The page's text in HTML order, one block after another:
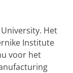
Het
Institute
voor het